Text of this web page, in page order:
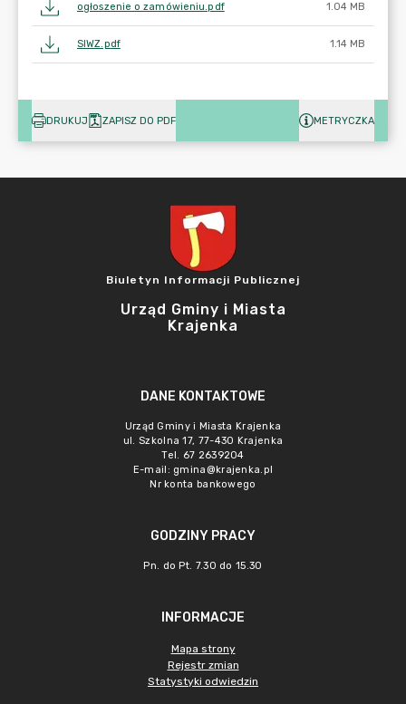
ogłoszenie o zamówieniu.pdf 1.04 MB
SIWZ.pdf 1.14 MB
DRUKUJ ZAPISZ DO PDF METRYCZKA
Biuletyn Informacji Publicznej
Urząd Gminy i Miasta
Krajenka
DANE KONTAKTOWE
Urząd Gminy i Miasta Krajenka
ul. Szkolna 17, 77-430 Krajenka
Tel. 67 2639204
E-mail: gmina@krajenka.pl
Nr konta bankowego
GODZINY PRACY
Pn. do Pt. 7.30 do 15.30
INFORMACJE
Mapa strony
Rejestr zmian
Statystyki odwiedzin